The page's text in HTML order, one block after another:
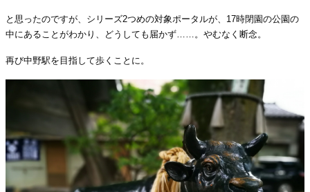
と思ったのですが、シリーズ2つめの対象ポータルが、17時閉園の公園の
中にあることがわかり、どうしても届かず……。やむなく断念。
再び中野駅を目指して歩くことに。